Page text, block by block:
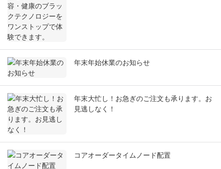
年末年始休業のお知らせ
年末大忙し！お急ぎのご注文も承ります。お
見逃しなく！
コアオーダータイムノード配置